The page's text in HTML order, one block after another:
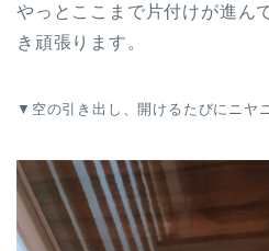
やっとここまで片付けが進ん
き頑張ります。
▼空の引き出し、開けるたびにニヤ